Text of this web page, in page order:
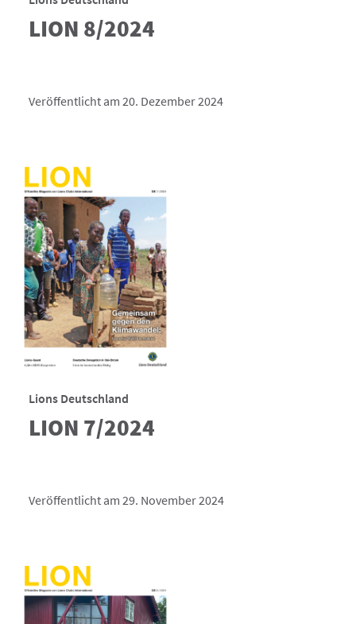
LION 8/2024
Veröffentlicht am 20. Dezember 2024
Lions Deutschland
LION 7/2024
Veröffentlicht am 29. November 2024